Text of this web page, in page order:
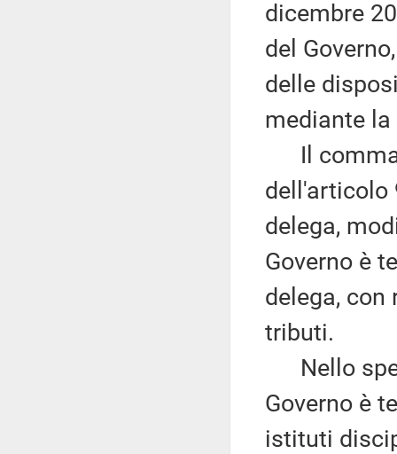
dicembre
del
delle
mediante
Il
dell'articolo
delega,
Governo è
delega,
tributi.
Nello
Governo è
istituti